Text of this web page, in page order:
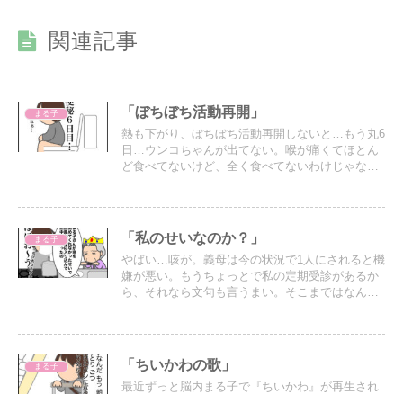
関連記事
まる子 「ぼちぼち活動再開」
熱も下がり、ぼちぼち活動再開しないと…もう丸6
日…ウンコちゃんが出てない。喉が痛くてほとん
ど食べてないけど、全く食べてないわけじゃない
まる子 「私のせいなのか？」
やばい…咳が。義母は今の状況で1人にされると機
嫌が悪い。もうちょっとで私の定期受診があるか
ら、それなら文句も言うまい。そこまではなんと
まる子 「ちいかわの歌」
最近ずっと脳内まる子で『ちいかわ』が再生され